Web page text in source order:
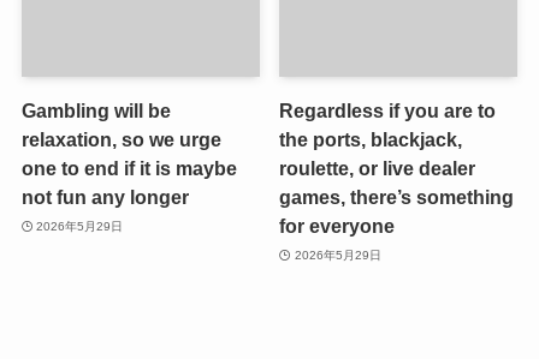
Gambling will be
relaxation, so we urge
one to end if it is maybe
not fun any longer
2026年5月29日
Regardless if you are to
the ports, blackjack,
roulette, or live dealer
games, there’s something
for everyone
2026年5月29日